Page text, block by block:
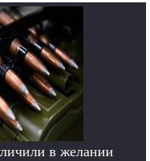
в желании